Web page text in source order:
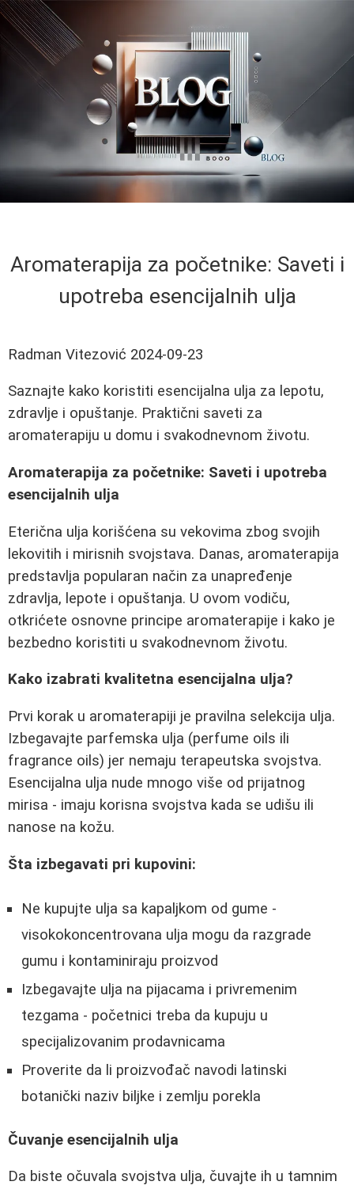
Aromaterapija za početnike: Saveti i
upotreba esencijalnih ulja
Radman Vitezović 2024-09-23
Saznajte kako koristiti esencijalna ulja za lepotu,
zdravlje i opuštanje. Praktični saveti za
aromaterapiju u domu i svakodnevnom životu.
Aromaterapija za početnike: Saveti i upotreba
esencijalnih ulja
Eterična ulja korišćena su vekovima zbog svojih
lekovitih i mirisnih svojstava. Danas, aromaterapija
predstavlja popularan način za unapređenje
zdravlja, lepote i opuštanja. U ovom vodiču,
otkrićete osnovne principe aromaterapije i kako je
bezbedno koristiti u svakodnevnom životu.
Kako izabrati kvalitetna esencijalna ulja?
Prvi korak u aromaterapiji je pravilna selekcija ulja.
Izbegavajte parfemska ulja (perfume oils ili
fragrance oils) jer nemaju terapeutska svojstva.
Esencijalna ulja nude mnogo više od prijatnog
mirisa - imaju korisna svojstva kada se udišu ili
nanose na kožu.
Šta izbegavati pri kupovini:
Ne kupujte ulja sa kapaljkom od gume -
visokokoncentrovana ulja mogu da razgrade
gumu i kontaminiraju proizvod
Izbegavajte ulja na pijacama i privremenim
tezgama - početnici treba da kupuju u
specijalizovanim prodavnicama
Proverite da li proizvođač navodi latinski
botanički naziv biljke i zemlju porekla
Čuvanje esencijalnih ulja
Da biste očuvala svojstva ulja, čuvajte ih u tamnim